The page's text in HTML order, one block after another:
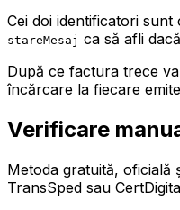
Cei doi identificatori
stareMesaj ca să afli
După ce factura trece
încărcare la fiecare
Verificare
Metoda gratuită, oficială
TransSped sau